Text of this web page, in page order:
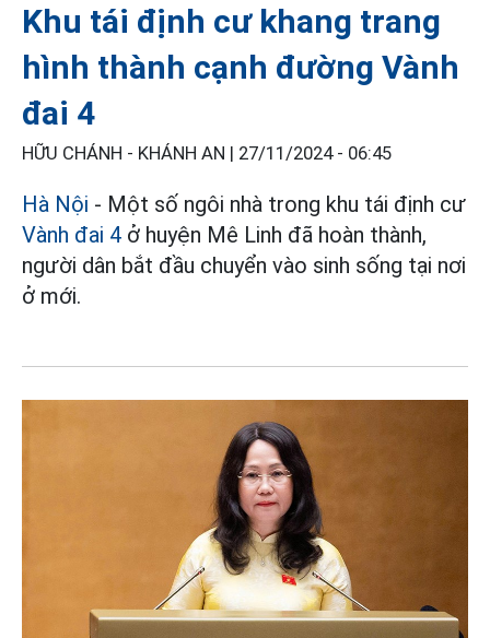
Khu tái định cư khang trang
hình thành cạnh đường Vành
đai 4
HỮU CHÁNH - KHÁNH AN | 27/11/2024 - 06:45
Hà Nội - Một số ngôi nhà trong khu tái định cư
Vành đai 4 ở huyện Mê Linh đã hoàn thành,
người dân bắt đầu chuyển vào sinh sống tại nơi
ở mới.